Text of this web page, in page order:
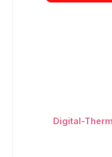
Digital-